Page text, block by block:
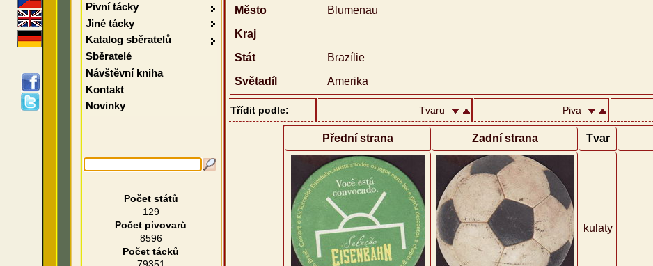
Město
Blumenau
Kraj
Stát
Brazílie
Světadíl
Amerika
Třídit podle: Tvaru Piva
Přední strana Zadní strana Tvar
kulaty
Pivní tácky
Jiné tácky
Katalog sběratelů
Sběratelé
Návštěvní kniha
Kontakt
Novinky
Počet států
129
Počet pivovarů
8596
Počet tácků